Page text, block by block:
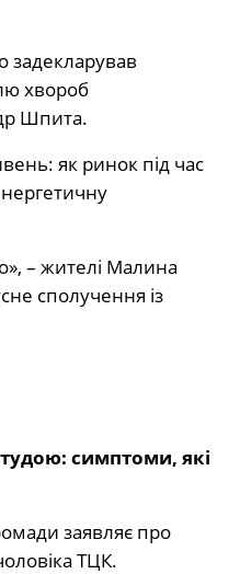
задекларував
хвороб
Шпита.
як ринок під час
– жителі Малина
сполучення із
симптоми, які
заявляє про
ТЦК.